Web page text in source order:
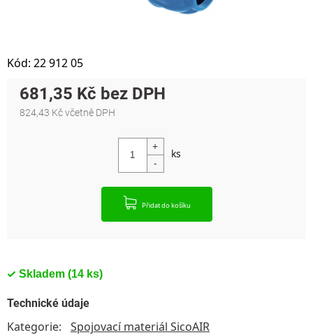
Skladem (14 ks)
681,35 Kč
824,43 Kč včetně DPH
Přidat do košíku
Kód: 22 912 05
Technické údaje
Kategorie:
Spojovací materiál SicoAIR